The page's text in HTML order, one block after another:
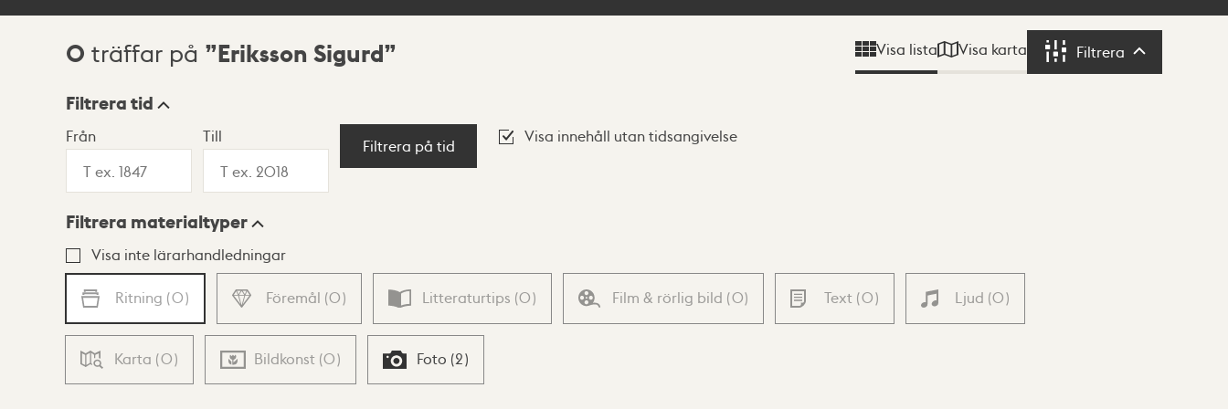
Sökresultat
0 träffar på Eriksson Sigurd Visa lista Visa karta Filtrera Filtrera
Visningsläge
Lista Karta
Filtrera tid
Från Till
Filtrera på tid
Visa innehåll utan tidsangivelse
Filtrera materialtyper
Visa inte lärarhandledningar
Ritning (0) Föremål (0) Litteraturtips (0) Film & rörlig bild (0) Text (0) Ljud (0)
Karta (0) Bildkonst (0) Foto (2)